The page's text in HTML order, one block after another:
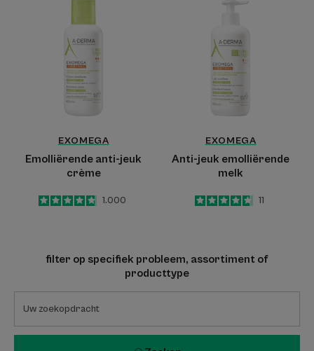
jeuk
crème
EXOMEGA
Emolliërende anti-jeuk
crème
4.8
/5
1.000
melk
EXOMEGA
Anti-jeuk emolliërende
melk
4.6
/
5
11
filter op specifiek probleem, assortiment of
producttype